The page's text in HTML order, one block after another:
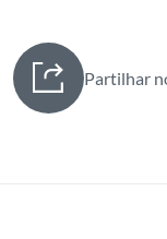
Partilhar